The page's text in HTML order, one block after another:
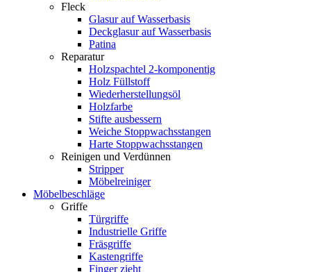
Fleck
Glasur auf Wasserbasis
Deckglasur auf Wasserbasis
Patina
Reparatur
Holzspachtel 2-komponentig
Holz Füllstoff
Wiederherstellungsöl
Holzfarbe
Stifte ausbessern
Weiche Stoppwachsstangen
Harte Stoppwachsstangen
Reinigen und Verdünnen
Stripper
Möbelreiniger
Möbelbeschläge
Griffe
Türgriffe
Industrielle Griffe
Fräsgriffe
Kastengriffe
Finger zieht